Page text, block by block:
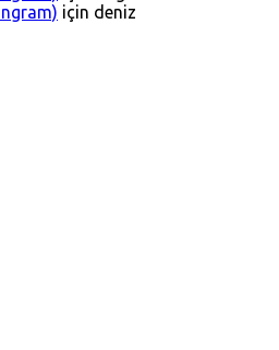
için deniz